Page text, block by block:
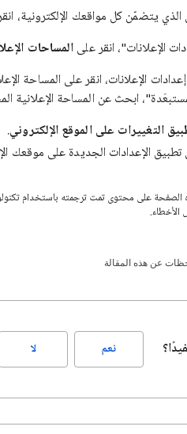
يتضمّن كل مواقعك الإلكترونية،
الإعلانات"، انقر على المساحات
الإعلانات، انقر على المساحة
ابحث عن المساحة الإعلانية
التغييرات على الموقع الإلكتروني.
الإعدادات الجديدة على موقعك
عن هذه المقالة
نعم لا